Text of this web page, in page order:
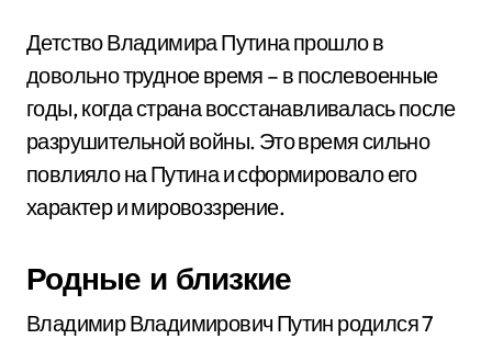
Детство Владимира Путина прошло в
довольно трудное время – в послевоенные
годы, когда страна восстанавливалась после
разрушительной войны. Это время сильно
повлияло на Путина и сформировало его
характер и мировоззрение.
Родные и близкие
Владимир Владимирович Путин родился 7